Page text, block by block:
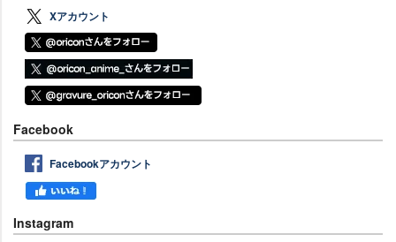
Xアカウント
Facebook
Facebookアカウント
Instagram